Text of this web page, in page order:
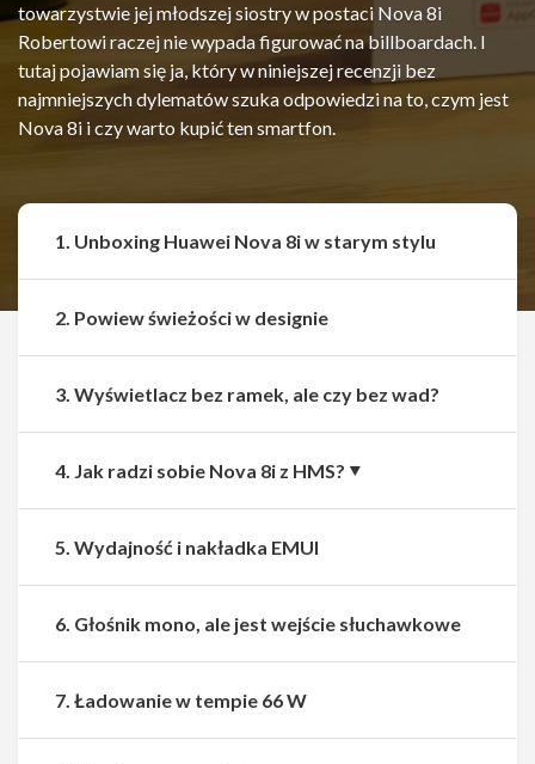
towarzystwie jej młodszej siostry w postaci Nova 8i
Robertowi raczej nie wypada figurować na billboardach. I
tutaj pojawiam się ja, który w niniejszej recenzji bez
najmniejszych dylematów szuka odpowiedzi na to, czym jest
Nova 8i i czy warto kupić ten smartfon.
1. Unboxing Huawei Nova 8i w starym stylu
2. Powiew świeżości w designie
3. Wyświetlacz bez ramek, ale czy bez wad?
4. Jak radzi sobie Nova 8i z HMS?
5. Wydajność i nakładka EMUI
6. Głośnik mono, ale jest wejście słuchawkowe
7. Ładowanie w tempie 66 W